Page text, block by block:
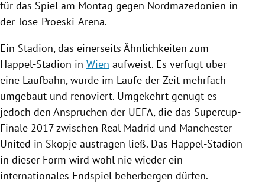
für das Spiel am Montag gegen Nordmazedonien in
der Tose-Proeski-Arena.
Ein Stadion, das einerseits Ähnlichkeiten zum
Happel-Stadion in Wien aufweist. Es verfügt über
eine Laufbahn, wurde im Laufe der Zeit mehrfach
umgebaut und renoviert. Umgekehrt genügt es
jedoch den Ansprüchen der UEFA, die das Supercup-
Finale 2017 zwischen Real Madrid und Manchester
United in Skopje austragen ließ. Das Happel-Stadion
in dieser Form wird wohl nie wieder ein
internationales Endspiel beherbergen dürfen.